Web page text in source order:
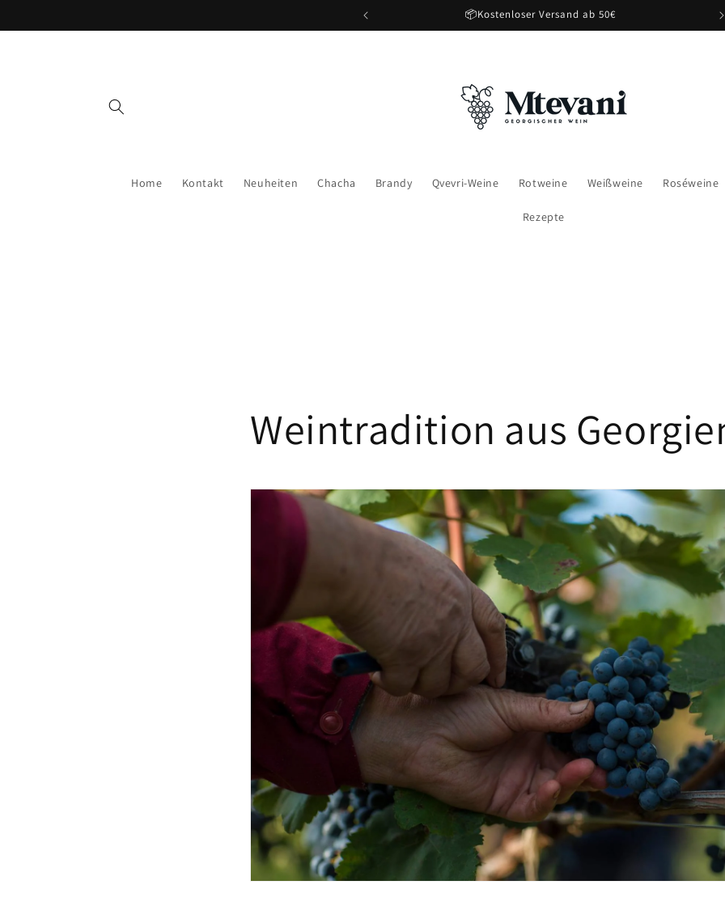
Inhalt
📦Kostenloser Versand ab 50€
Home Kontakt Neuheiten Chacha Brandy Qvevri-Weine Rotweine Weißweine Roséweine
Rezepte
Weintradition aus